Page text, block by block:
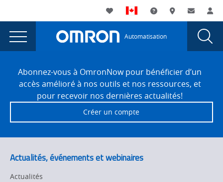
currently
viewing
the
forme
par
EtherCAT
Utility
Navigation
My List AssistanceOù acheter
Main
Navigation
Automatisation
Configurateur NJ sous
forme
d’axe
du
codeur GX
par
EtherCAT
FooterAbonnez-vous à OmronNow pour bénéficier d’un
accès amélioré à nos outils et nos ressources, et
pour recevoir nos dernières actualités!
Créer un compte
Actualités, événements et webinaires
Actualités